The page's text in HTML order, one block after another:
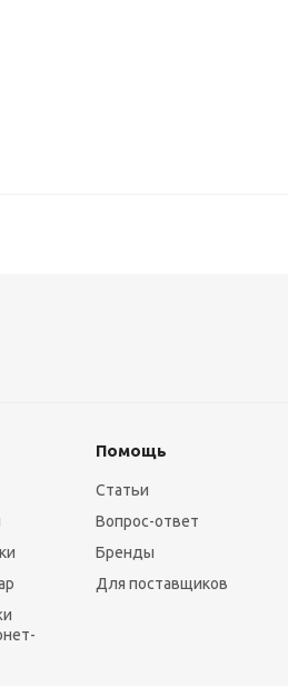
Помощь
Статьи
Вопрос-ответ
Бренды
Для поставщиков